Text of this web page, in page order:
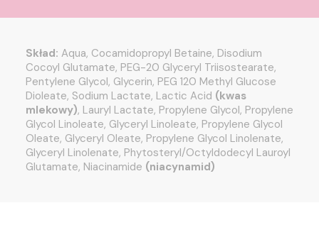
Skład: Aqua, Cocamidopropyl Betaine, Disodium
Cocoyl Glutamate, PEG-20 Glyceryl Triisostearate,
Pentylene Glycol, Glycerin, PEG 120 Methyl Glucose
Dioleate, Sodium Lactate, Lactic Acid (kwas
mlekowy), Lauryl Lactate, Propylene Glycol, Propylene
Glycol Linoleate, Glyceryl Linoleate, Propylene Glycol
Oleate, Glyceryl Oleate, Propylene Glycol Linolenate,
Glyceryl Linolenate, Phytosteryl/Octyldodecyl Lauroyl
Glutamate, Niacinamide (niacynamid)